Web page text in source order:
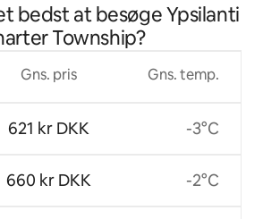
bedst at besøge Ypsilanti
Township?
Gns. pris
621 kr DKK
660 kr DKK
Gns. temp.
-3°C
-2°C